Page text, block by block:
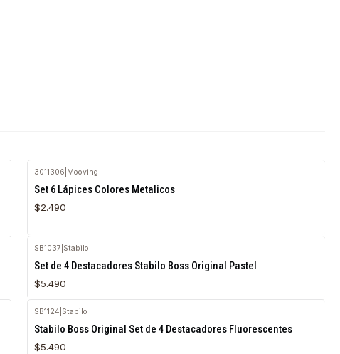
3011306 Mooving
Set 6 Lápices Colores Metalicos
$2.490
SB1037 Stabilo
Set de 4 Destacadores Stabilo Boss Original Pastel
$5.490
SB1124 Stabilo
Stabilo Boss Original Set de 4 Destacadores Fluorescentes
$5.490